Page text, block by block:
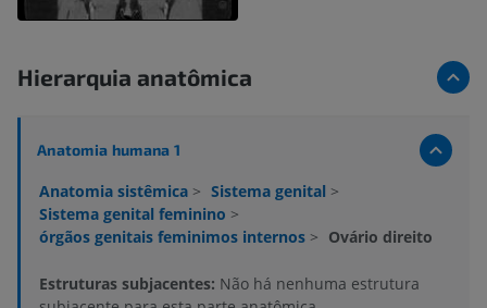
Hierarquia anatômica
Anatomia humana 1
Anatomia sistêmica > Sistema genital >
Sistema genital feminino >
órgãos genitais feminimos internos > Ovário direito
Estruturas subjacentes: Não há nenhuma estrutura